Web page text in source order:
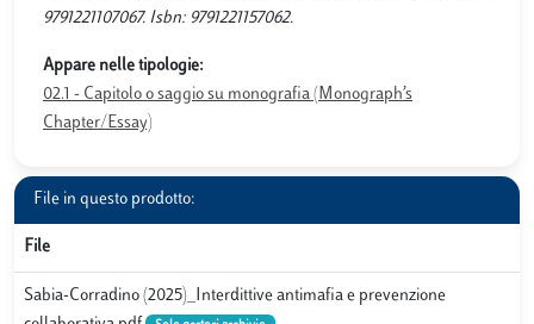
9791221107067. Isbn: 9791221157062.
Appare nelle tipologie:
02.1 - Capitolo o saggio su monografia (Monograph’s
Chapter/Essay)
File in questo prodotto:
File
Sabia-Corradino (2025)_Interdittive antimafia e prevenzione